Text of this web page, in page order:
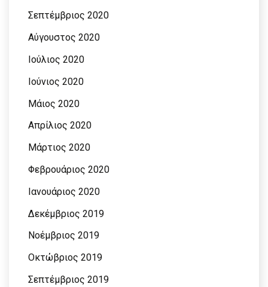
Σεπτέμβριος 2020
Αύγουστος 2020
Ιούλιος 2020
Ιούνιος 2020
Μάιος 2020
Απρίλιος 2020
Μάρτιος 2020
Φεβρουάριος 2020
Ιανουάριος 2020
Δεκέμβριος 2019
Νοέμβριος 2019
Οκτώβριος 2019
Σεπτέμβριος 2019